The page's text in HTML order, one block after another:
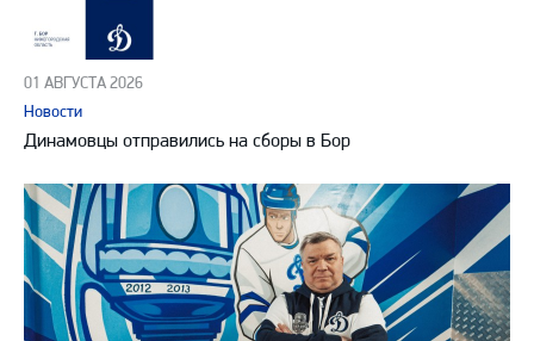
01 АВГУСТА 2026
Новости
Динамовцы отправились на сборы в Бор